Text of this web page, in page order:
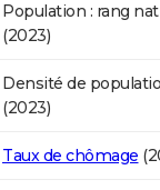
Population : rang
(2023)
Densité de
(2023)
Taux de chômage